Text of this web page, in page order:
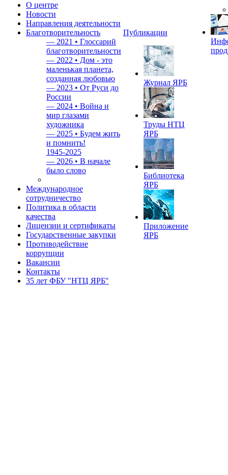
О центре
Новости
Направления деятельности
Благотворительность
— 2021 • Глоссарий
благотворительности
— 2022 • Дом - это
маленькая планета,
созданная любовью
— 2023 • От Руси до
России
— 2024 • Война и
мир глазами
художника
— 2025 • Будем жить
и помнить!
1945-2025
— 2026 • В начале
было слово
Международное
сотрудничество
Политика в области
качества
Лицензии и сертификаты
Государственные закупки
Противодействие
коррупции
Вакансии
Контакты
35 лет ФБУ "НТЦ ЯРБ"
Публикации
Журнал ЯРБ
Труды НТЦ
ЯРБ
Библиотека
ЯРБ
Приложение
ЯРБ